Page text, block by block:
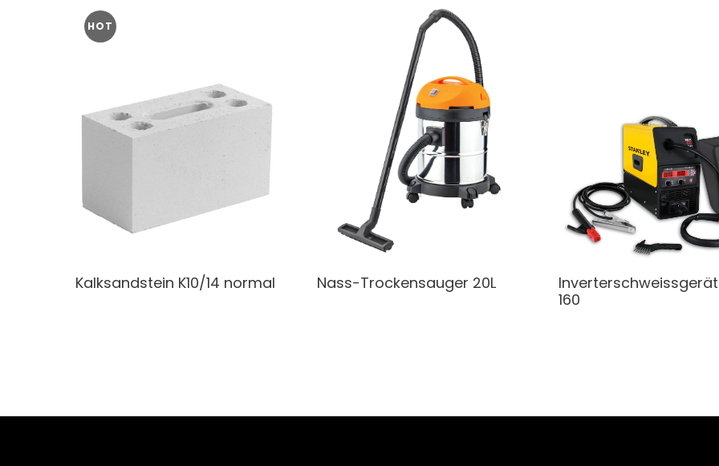
HOT
Kalksandstein K10/14 normal Nass-Trockensauger 20L Inverterschweissgerät
160